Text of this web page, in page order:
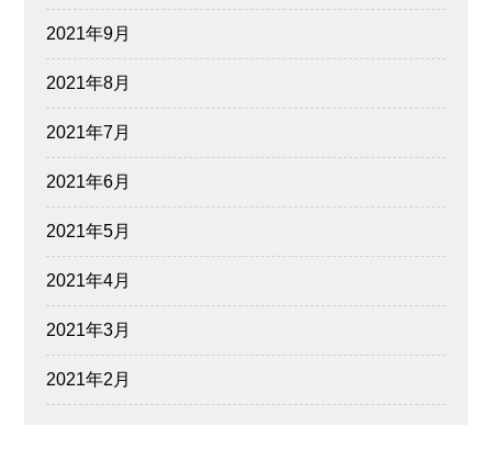
2021年9月
2021年8月
2021年7月
2021年6月
2021年5月
2021年4月
2021年3月
2021年2月